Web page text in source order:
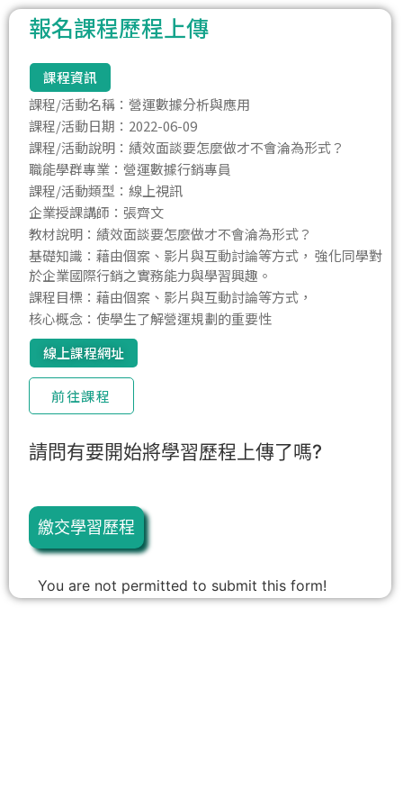
報名課程歷程上傳
課程資訊
課程/活動名稱：營運數據分析與應用
課程/活動日期：2022-06-09
課程/活動說明：績效面談要怎麼做才不會淪為形式？
職能學群專業：營運數據行銷專員
課程/活動類型：線上視訊
企業授課講師：張齊文
教材說明：績效面談要怎麼做才不會淪為形式？
基礎知識：藉由個案、影片與互動討論等方式， 強化同學對
於企業國際行銷之實務能力與學習興趣。
課程目標：藉由個案、影片與互動討論等方式，
核心概念：使學生了解營運規劃的重要性
線上課程網址
前往課程
請問有要開始將學習歷程上傳了嗎?
繳交學習歷程
You are not permitted to submit this form!